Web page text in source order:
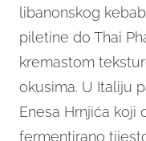
libanonskog
piletine do Thai
kremastom
okusima. U Italiju
Enesa Hrnjića koji
fermentirano